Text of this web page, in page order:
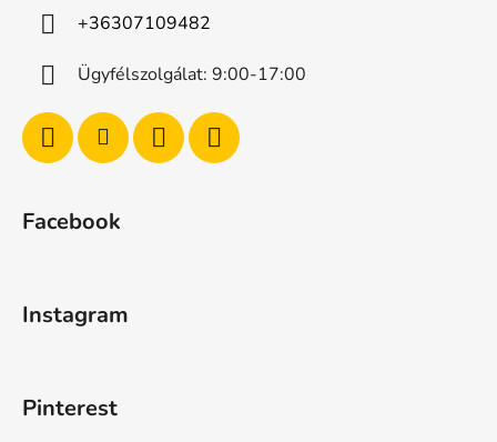
+36307109482
Ügyfélszolgálat: 9:00-17:00
Facebook
Instagram
Pinterest